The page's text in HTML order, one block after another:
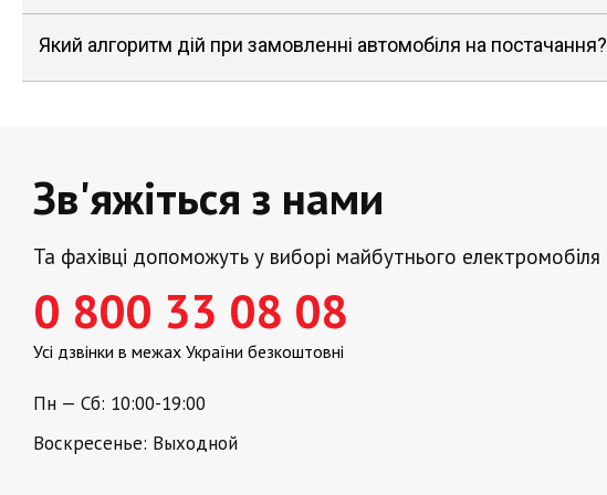
Який алгоритм дій при замовленні автомобіля на постачання?
Зв'яжіться з нами
Та фахівці допоможуть у виборі майбутнього електромобіля
0 800 33 08 08
Усі дзвінки в межах України безкоштовні
Пн — Сб: 10:00-19:00
Воскресенье: Выходной